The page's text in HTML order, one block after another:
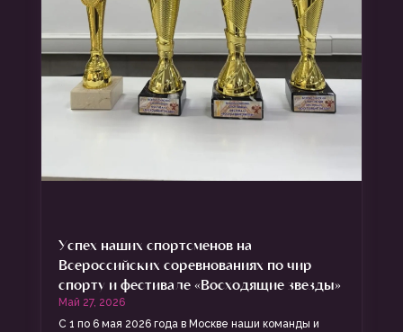
Успех наших спортсменов на
Всероссийских соревнованиях по чир
спорту и фестивале «Восходящие звезды»
Май 27, 2026
С 1 по 6 мая 2026 года в Москве наши команды и